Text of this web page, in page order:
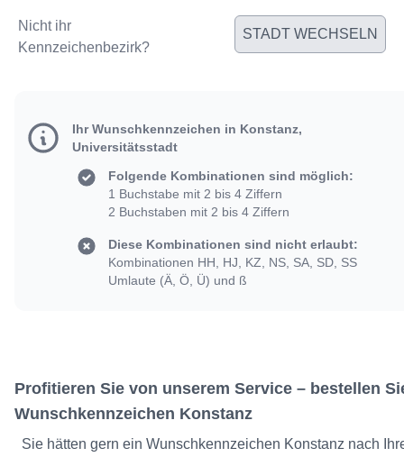
Nicht ihr
Kennzeichenbezirk?
STADT WECHSELN
Ihr Wunschkennzeichen in Konstanz,
Universitätsstadt
Folgende Kombinationen sind möglich:
1 Buchstabe mit 2 bis 4 Ziffern
2 Buchstaben mit 2 bis 4 Ziffern
Diese Kombinationen sind nicht erlaubt:
Kombinationen HH, HJ, KZ, NS, SA, SD, SS
Umlaute (Ä, Ö, Ü) und ß
Profitieren Sie von unserem Service – bestellen
Wunschkennzeichen Konstanz
Sie hätten gern ein Wunschkennzeichen Konstanz nach